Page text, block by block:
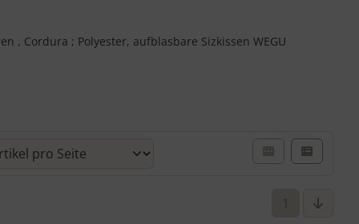
, Cordura ; Polyester, aufblasbare Sizkissen WEGU